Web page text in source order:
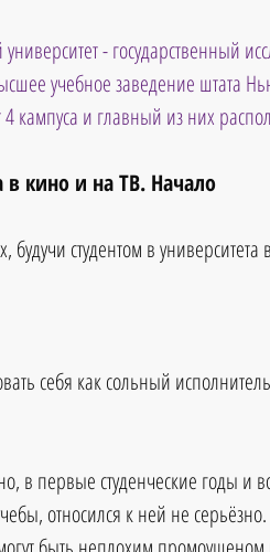
университет - государственный
учебное заведение штата
кампуса и главный из них
в кино и на ТВ. Начало
студентом в
себя как сольный
в первые студенческие годы и
относился к ней не серьёзно.